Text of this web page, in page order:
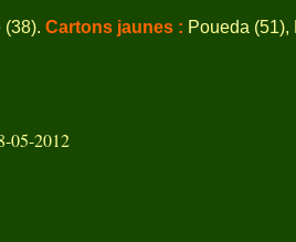
(38). Cartons jaunes : Poueda (51),
05-2012